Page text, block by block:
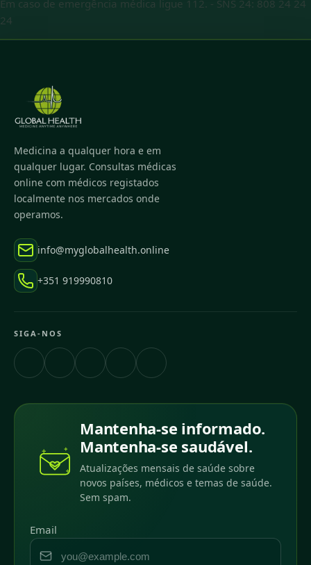
Em caso de emergência médica ligue 112. - SNS 24: 808 24 24
24
Medicina a qualquer hora e em
qualquer lugar. Consultas médicas
online com médicos registados
localmente nos mercados onde
operamos.
info@myglobalhealth.online
+351 919990810
SIGA-NOS
Mantenha-se informado.
Mantenha-se saudável.
Atualizações mensais de saúde sobre
novos países, médicos e temas de saúde.
Sem spam.
Email